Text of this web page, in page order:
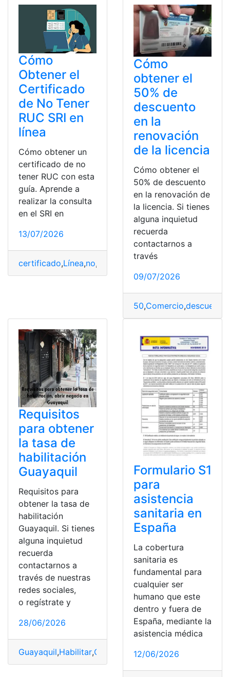
Cómo
Obtener el
Certificado
de No Tener
RUC SRI en
línea
Cómo obtener un
certificado de no
tener RUC con esta
guía. Aprende a
realizar la consulta
en el SRI en
13/07/2026
certificado,Línea,no, RUC SRI
Cómo
obtener el
50% de
descuento
en la
renovación
de la licencia
Cómo obtener el
50% de descuento
en la renovación de
la licencia. Si tienes
alguna inquietud
recuerda
contactarnos a
través
09/07/2026
50,Comercio,descuento
Requisitos
para obtener
la tasa de
habilitación
Guayaquil
Requisitos para
obtener la tasa de
habilitación
Guayaquil. Si tienes
alguna inquietud
recuerda
contactarnos a
través de nuestras
redes sociales,
o regístrate y
28/06/2026
Guayaquil,Habilitar,Obtener Requisitos,Tasa
Formulario S1
para
asistencia
sanitaria en
España
La cobertura
sanitaria es
fundamental para
cualquier ser
humano que este
dentro y fuera de
España, mediante la
asistencia médica
12/06/2026